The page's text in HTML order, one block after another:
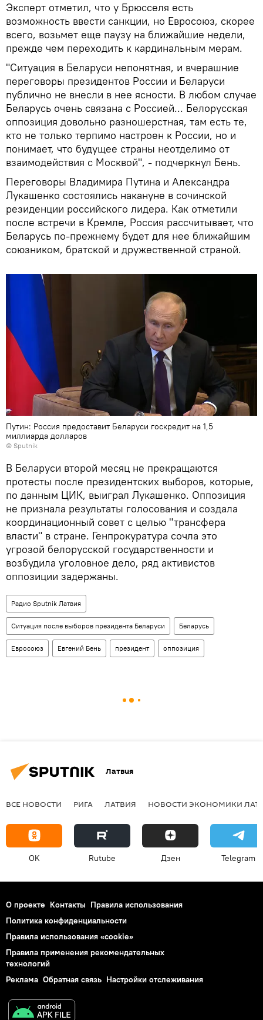
Эксперт отметил, что у Брюсселя есть
возможность ввести санкции, но Евросоюз, скорее
всего, возьмет еще паузу на ближайшие недели,
прежде чем переходить к кардинальным мерам.
"Ситуация в Беларуси непонятная, и вчерашние
переговоры президентов России и Беларуси
публично не внесли в нее ясности. В любом случае
Беларусь очень связана с Россией... Белорусская
оппозиция довольно разношерстная, там есть те,
кто не только терпимо настроен к России, но и
понимает, что будущее страны неотделимо от
взаимодействия с Москвой", - подчеркнул Бень.
Переговоры Владимира Путина и Александра
Лукашенко состоялись накануне в сочинской
резиденции российского лидера. Как отметили
после встречи в Кремле, Россия рассчитывает, что
Беларусь по-прежнему будет для нее ближайшим
союзником, братской и дружественной страной.
Путин: Россия предоставит Беларуси госкредит на 1,5
миллиарда долларов
© Sputnik
В Беларуси второй месяц не прекращаются
протесты после президентских выборов, которые,
по данным ЦИК, выиграл Лукашенко. Оппозиция
не признала результаты голосования и создала
координационный совет с целью "трансфера
власти" в стране. Генпрокуратура сочла это
угрозой белорусской государственности и
возбудила уголовное дело, ряд активистов
оппозиции задержаны.
Радио Sputnik Латвия
Ситуация после выборов президента Беларуси Беларусь
Евросоюз Евгений Бень президент оппозиция
Латвия
ВСЕ НОВОСТИ РИГА ЛАТВИЯ НОВОСТИ ЭКОНОМИКИ
OK Rutube Дзен Telegram
О проекте Контакты Правила использования
Политика конфиденциальности
Правила использования «cookie»
Правила применения рекомендательных
технологий
Реклама Обратная связь Настройки отслеживания